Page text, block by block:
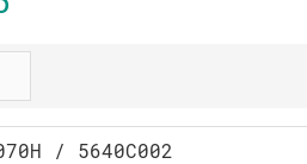
/ 5640C002